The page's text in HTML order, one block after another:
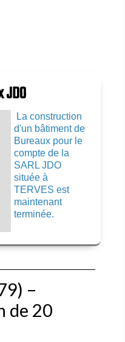
2020
JDO
La construction
d'un bâtiment de
Bureaux pour le
compte de la
SARL JDO
située à
TERVES est
maintenant
terminée.
–
de 20